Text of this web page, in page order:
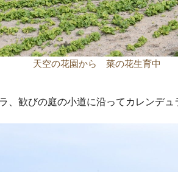
天空の花園から 菜の花生育中
、歓びの庭の小道に沿ってカレンデュ